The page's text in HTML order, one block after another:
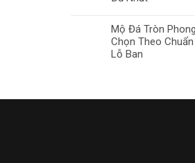
Mộ Đá Tròn
Chọn Theo
Lỗ Ban